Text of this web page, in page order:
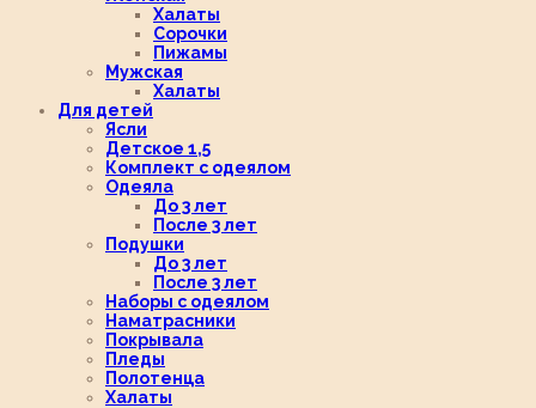
Халаты
Сорочки
Пижамы
Мужская
Халаты
Для детей
Ясли
Детское 1,5
Комплект с одеялом
Одеяла
До 3 лет
После 3 лет
Подушки
До 3 лет
После 3 лет
Наборы с одеялом
Наматрасники
Покрывала
Пледы
Полотенца
Халаты